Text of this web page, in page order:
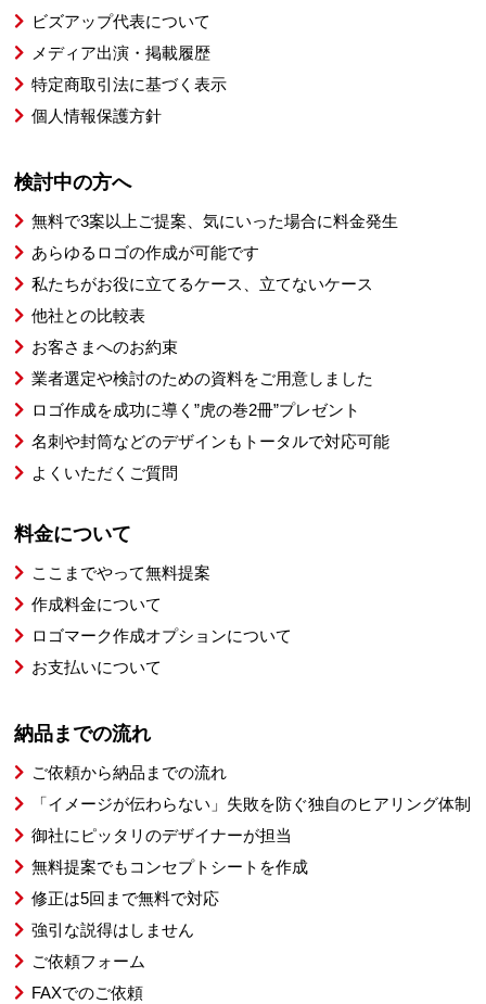
ビズアップ代表について
メディア出演・掲載履歴
特定商取引法に基づく表示
個人情報保護方針
検討中の方へ
無料で3案以上ご提案、気にいった場合に料金発生
あらゆるロゴの作成が可能です
私たちがお役に立てるケース、立てないケース
他社との比較表
お客さまへのお約束
業者選定や検討のための資料をご用意しました
ロゴ作成を成功に導く”虎の巻2冊”プレゼント
名刺や封筒などのデザインもトータルで対応可能
よくいただくご質問
料金について
ここまでやって無料提案
作成料金について
ロゴマーク作成オプションについて
お支払いについて
納品までの流れ
ご依頼から納品までの流れ
「イメージが伝わらない」失敗を防ぐ独自のヒアリング体制
御社にピッタリのデザイナーが担当
無料提案でもコンセプトシートを作成
修正は5回まで無料で対応
強引な説得はしません
ご依頼フォーム
FAXでのご依頼